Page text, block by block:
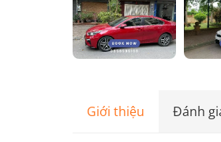
Giới thiệu Đánh